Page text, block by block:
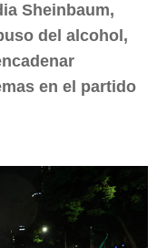
Sheinbaum,
del alcohol,
en el partido